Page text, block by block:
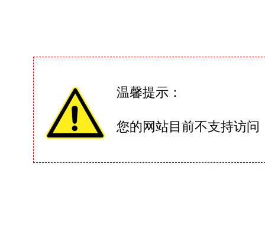
温馨提示：
您的网站目前不支持访